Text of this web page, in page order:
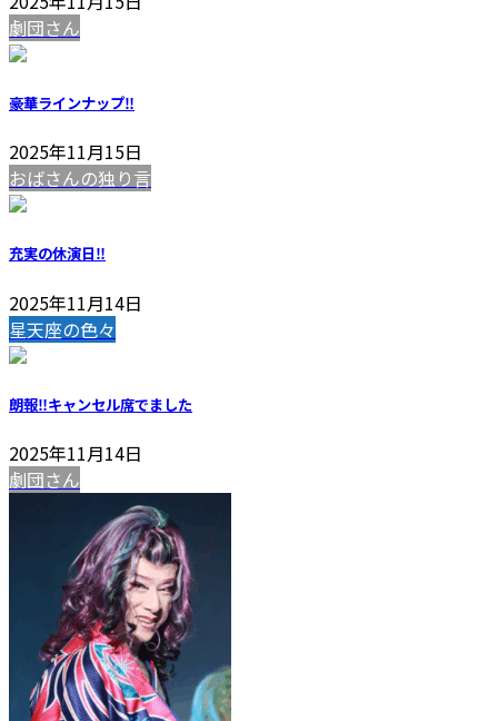
劇団さん
豪華ラインナップ‼️
2025年11月15日
おばさんの独り言
充実の休演日‼️
2025年11月14日
星天座の色々
朗報‼️キャンセル席でました
2025年11月14日
劇団さん